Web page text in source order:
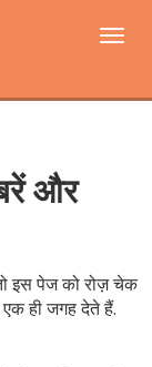
टॉगल
और
इस पेज को रोज़ चेक
ही जगह देते हैं.